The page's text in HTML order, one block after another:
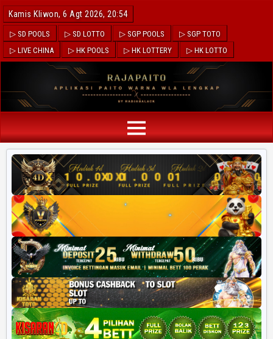
Kamis Kliwon, 6 Agt 2026, 20:54
▷ SD POOLS ▷ SD LOTTO ▷ SGP POOLS
▷ SGP TOTO
▷ LIVE CHINA
▷ HK POOLS ▷ HK LOTTERY ▷ HK LOTTO